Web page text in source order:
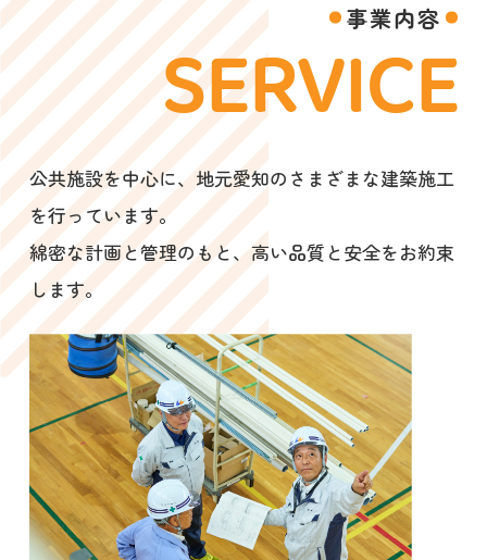
事業内容
SERVICE
公共施設を中心に、地元愛知のさまざまな建築施工
を行っています。
綿密な計画と管理のもと、高い品質と安全をお約束
します。